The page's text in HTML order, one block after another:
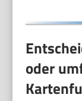
oder